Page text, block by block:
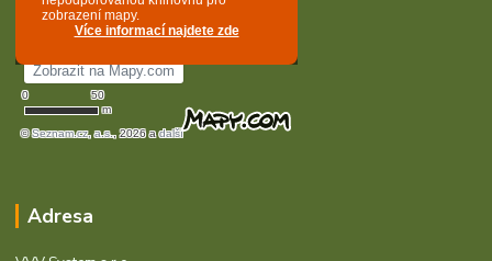
Adresa